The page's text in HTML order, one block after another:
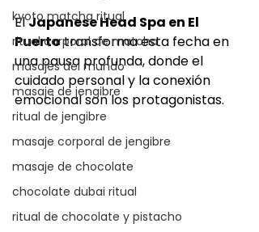
kyoto matcha ritual
ritual corporal de matcha
masajes del mundo
masaje de jengibre
ritual de jengibre
masaje corporal de jengibre
masaje de chocolate
chocolate dubai ritual
ritual de chocolate y pistacho
El Japanese Head Spa en El
Puerto transforma esta fecha en
una pausa profunda, donde el
cuidado personal y la conexión
emocional son los protagonistas.